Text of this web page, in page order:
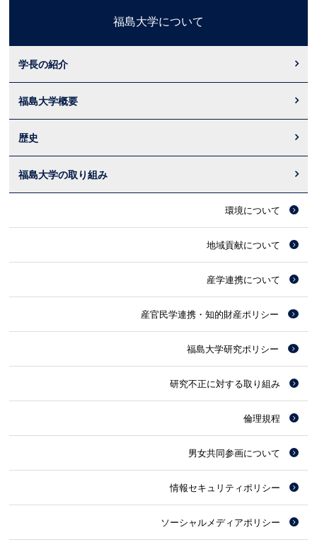
福島大学について
学長の紹介
福島大学概要
歴史
福島大学の取り組み
環境について
地域貢献について
産学連携について
産官民学連携・知的財産ポリシー
福島大学研究ポリシー
研究不正に対する取り組み
倫理規程
男女共同参画について
情報セキュリティポリシー
ソーシャルメディアポリシー